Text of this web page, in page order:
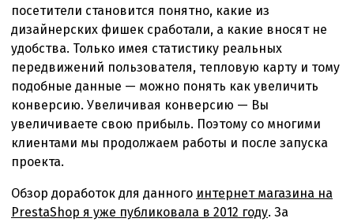
посетители становится понятно, какие из
дизайнерских фишек сработали, а какие вносят не
удобства. Только имея статистику реальных
передвижений пользователя, тепловую карту и тому
подобные данные — можно понять как увеличить
конверсию. Увеличивая конверсию — Вы
увеличиваете свою прибыль. Поэтому со многими
клиентами мы продолжаем работы и после запуска
проекта.
Обзор доработок для данного интернет магазина на
PrestaShop я уже публиковала в 2012 году. За